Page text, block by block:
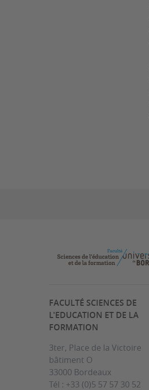
FACULTÉ SCIENCES DE
L'EDUCATION ET DE LA
FORMATION
3ter, Place de la Victoire
bâtiment O
33000 Bordeaux
Tél : +33 (0)5 57 57 30 52